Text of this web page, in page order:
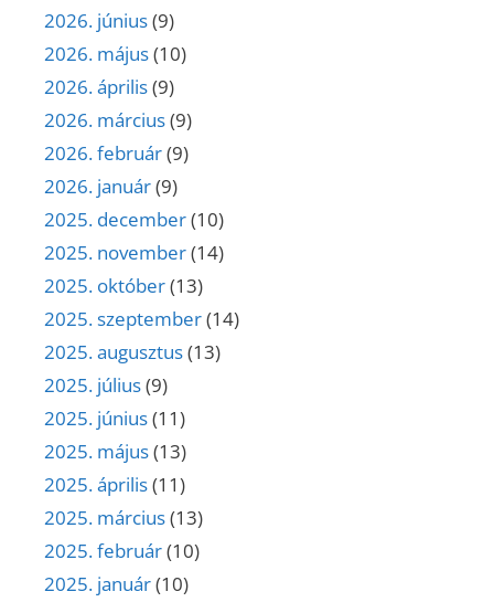
2026. június(9)
2026. május(10)
2026. április(9)
2026. március(9)
2026. február(9)
2026. január(9)
2025. december(10)
2025. november(14)
2025. október(13)
2025. szeptember(14)
2025. augusztus(13)
2025. július(9)
2025. június(11)
2025. május(13)
2025. április(11)
2025. március(13)
2025. február(10)
2025. január(10)